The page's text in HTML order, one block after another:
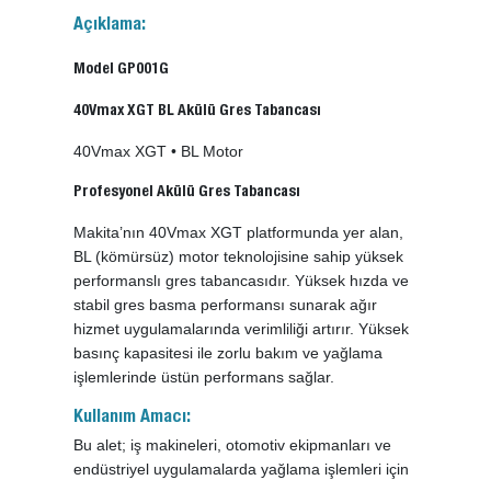
Açıklama:
Model GP001G
40Vmax XGT BL Akülü Gres Tabancası
40Vmax XGT • BL Motor
Profesyonel Akülü Gres Tabancası
Makita’nın 40Vmax XGT platformunda yer alan,
BL (kömürsüz) motor teknolojisine sahip yüksek
performanslı gres tabancasıdır. Yüksek hızda ve
stabil gres basma performansı sunarak ağır
hizmet uygulamalarında verimliliği artırır. Yüksek
basınç kapasitesi ile zorlu bakım ve yağlama
işlemlerinde üstün performans sağlar.
Kullanım Amacı:
Bu alet; iş makineleri, otomotiv ekipmanları ve
endüstriyel uygulamalarda yağlama işlemleri için